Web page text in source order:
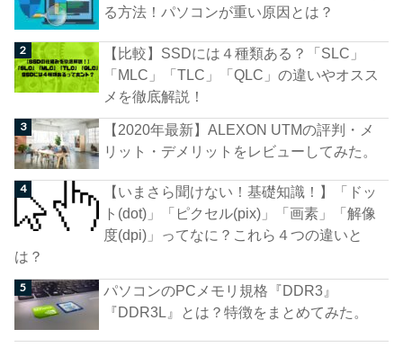
る方法！パソコンが重い原因とは？
【比較】SSDには４種類ある？「SLC」
「MLC」「TLC」「QLC」の違いやオスス
メを徹底解説！
【2020年最新】ALEXON UTMの評判・メ
リット・デメリットをレビューしてみた。
【いまさら聞けない！基礎知識！】「ドッ
ト(dot)」「ピクセル(pix)」「画素」「解像
度(dpi)」ってなに？これら４つの違いと
は？
パソコンのPCメモリ規格『DDR3』
『DDR3L』とは？特徴をまとめてみた。